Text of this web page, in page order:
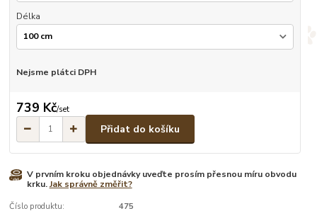
Délka
Nejsme plátci DPH
739 Kč/set
Přidat do košíku
V prvním kroku objednávky uveďte prosím přesnou míru obvodu
krku.Jak správně změřit?
Číslo produktu:
475